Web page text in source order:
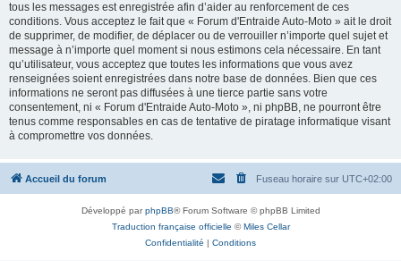
tous les messages est enregistrée afin d’aider au renforcement de ces
conditions. Vous acceptez le fait que « Forum d'Entraide Auto-Moto » ait le droit
de supprimer, de modifier, de déplacer ou de verrouiller n’importe quel sujet et
message à n’importe quel moment si nous estimons cela nécessaire. En tant
qu’utilisateur, vous acceptez que toutes les informations que vous avez
renseignées soient enregistrées dans notre base de données. Bien que ces
informations ne seront pas diffusées à une tierce partie sans votre
consentement, ni « Forum d'Entraide Auto-Moto », ni phpBB, ne pourront être
tenus comme responsables en cas de tentative de piratage informatique visant
à compromettre vos données.
Accueil du forum Fuseau horaire sur UTC+02:00
Développé parphpBB® Forum Software © phpBB Limited
Traduction française officielle ©Miles Cellar
Confidentialité | Conditions